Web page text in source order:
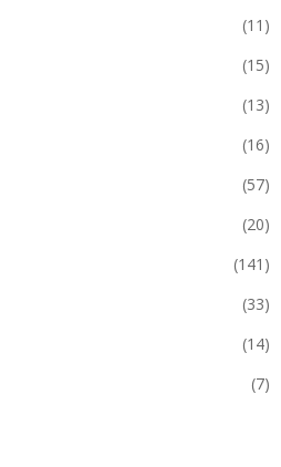
(11)
(15)
(13)
(16)
(57)
(20)
(141)
(33)
(14)
(7)